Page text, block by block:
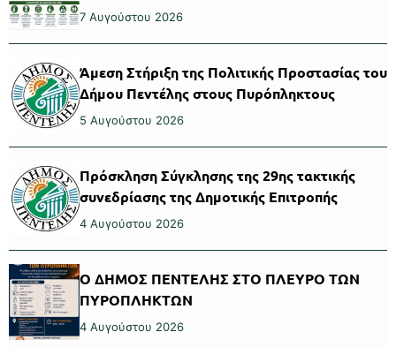
7 Αυγούστου 2026
Άμεση Στήριξη της Πολιτικής Προστασίας του
Δήμου Πεντέλης στους Πυρόπληκτους
5 Αυγούστου 2026
Πρόσκληση Σύγκλησης της 29ης τακτικής
συνεδρίασης της Δημοτικής Επιτροπής
4 Αυγούστου 2026
Ο ΔΗΜΟΣ ΠΕΝΤΕΛΗΣ ΣΤΟ ΠΛΕΥΡΟ ΤΩΝ
ΠΥΡΟΠΛΗΚΤΩΝ
4 Αυγούστου 2026